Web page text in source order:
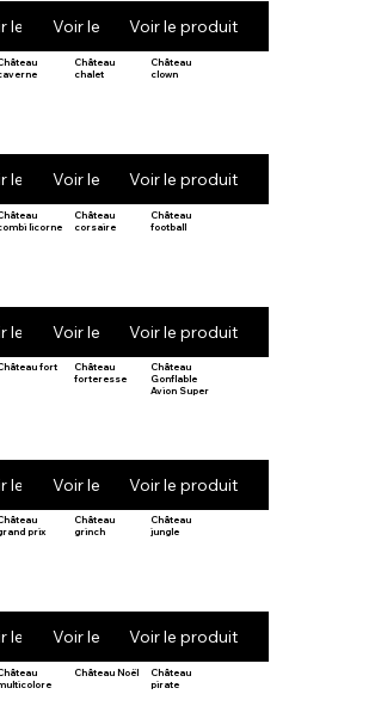
le produitVoir le produitVoir le produit
le produit
Château
chalet
Voir le produit
Château
clown
Voir le produit
licorne
le produit
Château
corsaire
Voir le produit
Château
football
Voir le produit
fort
le produit
Château
forteresse
Voir le produit
Château
Gonflable
Avion Super
Voir le produit
prix
le produit
Château
grinch
Voir le produit
Château
jungle
Voir le produit
Château Noël
Château
pirate